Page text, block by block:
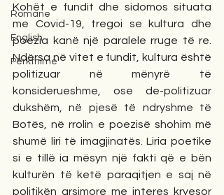
Romane
English
Përkthime
Kohët e fundit dhe sidomos situata
me Covid-19, tregoi se kultura dhe
poezia kanë një paralele rruge të re.
Ndërsa në vitet e fundit, kultura është
politizuar në mënyrë të
konsiderueshme, ose de-politizuar
dukshëm, në pjesë të ndryshme të
Botës, në rrolin e poezisë shohim më
shumë liri të imagjinatës. Liria poetike
si e tillë ia mësyn një fakti që e bën
kulturën të ketë paraqitjen e saj në
politikën arsimore me interes kryesor